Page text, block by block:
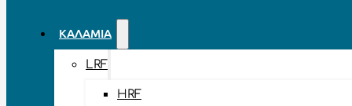
ΚΑΛΆΜΙΑ
LRF
HRF